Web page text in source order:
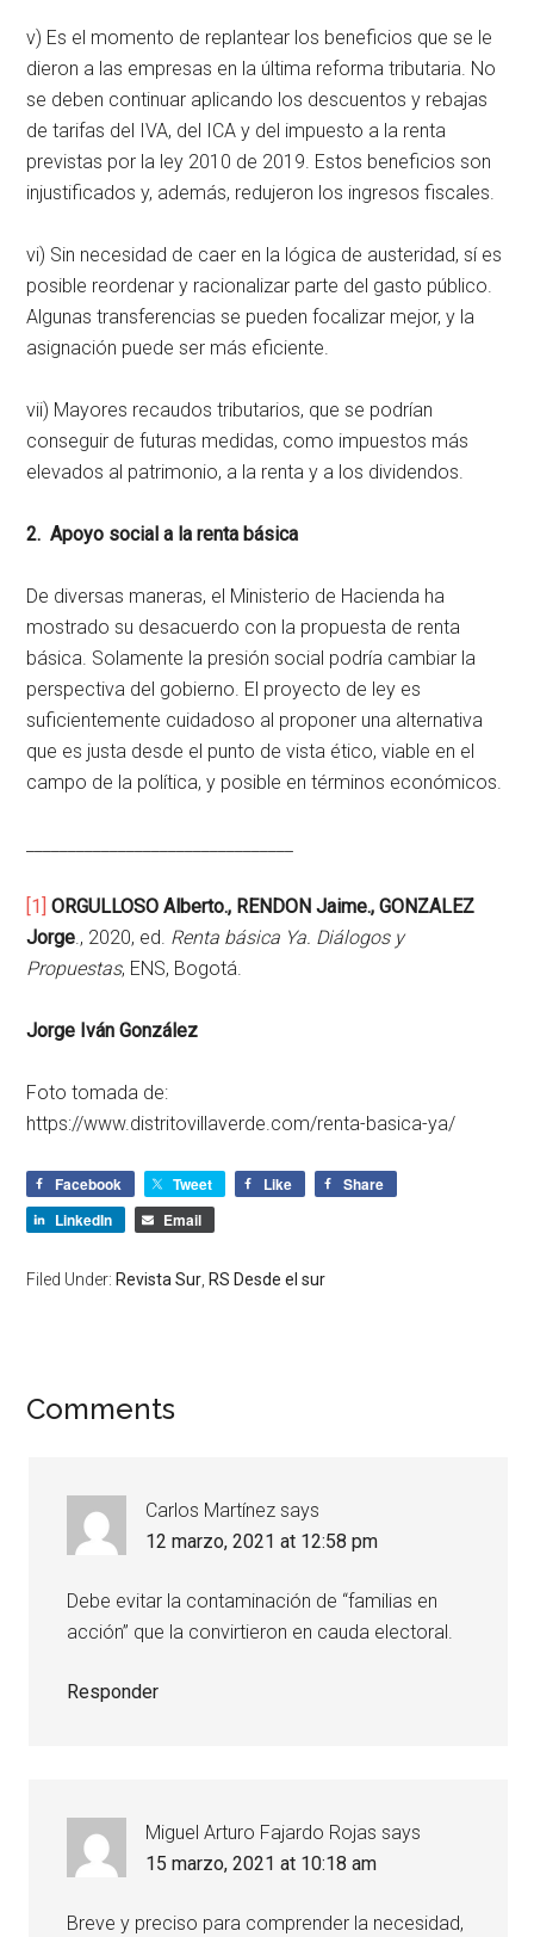
v) Es el momento de replantear los beneficios que se le
dieron a las empresas en la última reforma tributaria. No
se deben continuar aplicando los descuentos y rebajas
de tarifas del IVA, del ICA y del impuesto a la renta
previstas por la ley 2010 de 2019. Estos beneficios son
injustificados y, además, redujeron los ingresos fiscales.
vi) Sin necesidad de caer en la lógica de austeridad, sí es
posible reordenar y racionalizar parte del gasto público.
Algunas transferencias se pueden focalizar mejor, y la
asignación puede ser más eficiente.
vii) Mayores recaudos tributarios, que se podrían
conseguir de futuras medidas, como impuestos más
elevados al patrimonio, a la renta y a los dividendos.
2. Apoyo social a la renta básica
De diversas maneras, el Ministerio de Hacienda ha
mostrado su desacuerdo con la propuesta de renta
básica. Solamente la presión social podría cambiar la
perspectiva del gobierno. El proyecto de ley es
suficientemente cuidadoso al proponer una alternativa
que es justa desde el punto de vista ético, viable en el
campo de la política, y posible en términos económicos.
[1] ORGULLOSO Alberto., RENDON Jaime., GONZALEZ
Jorge., 2020, ed. Renta básica Ya. Diálogos y
Propuestas, ENS, Bogotá.
Jorge Iván González
Foto tomada de:
https://www.distritovillaverde.com/renta-basica-ya/
Facebook Tweet Like
Share
LinkedIn
Email
Filed Under: Revista Sur RS Desde el sur
Comments
Carlos Martínez says
12 marzo, 2021 at 12:58 pm
Debe evitar la contaminación de “familias en
acción” que la convirtieron en cauda electoral.
Responder
Miguel Arturo Fajardo Rojas says
15 marzo, 2021 at 10:18 am
Breve y preciso para comprender la necesidad,